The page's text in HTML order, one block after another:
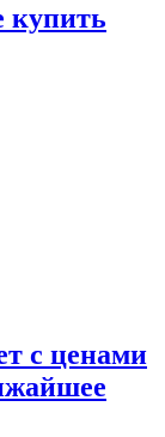
купить
с ценами